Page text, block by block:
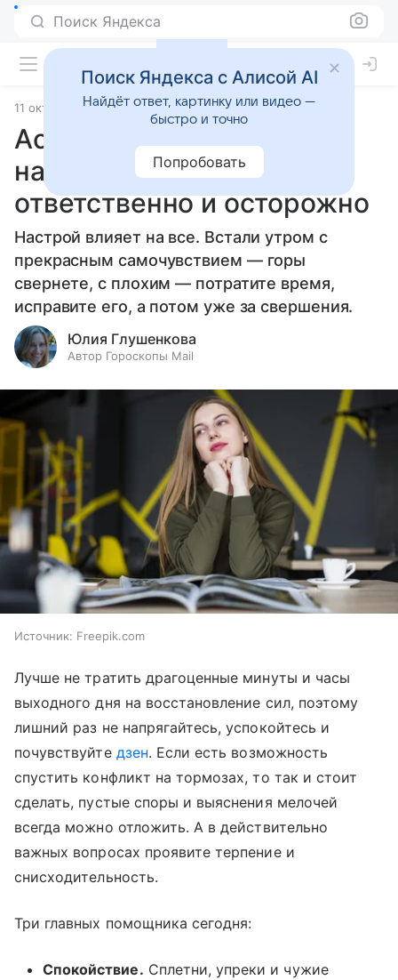
Поиск Яндекса
11 октября 2025 Источник:Гороскопы Mail Статьи
Астрологические советы
на 12 октября 2025:
ответственно и осторожно
Настрой влияет на все. Встали утром с
прекрасным самочувствием — горы
свернете, с плохим — потратите время,
исправите его, а потом уже за свершения.
Юлия Глушенкова
Автор Гороскопы Mail
Источник: Freepik.com
Лучше не тратить драгоценные минуты и часы
выходного дня на восстановление сил, поэтому
лишний раз не напрягайтесь, успокойтесь и
почувствуйте дзен. Если есть возможность
спустить конфликт на тормозах, то так и стоит
сделать, пустые споры и выяснения мелочей
всегда можно отложить. А в действительно
важных вопросах проявите терпение и
снисходительность.
Три главных помощника сегодня:
Спокойствие. Сплетни, упреки и чужие
Поиск Яндекса с Алисой AI
Найдёт ответ, картинку или видео —
быстро и точно
Попробовать